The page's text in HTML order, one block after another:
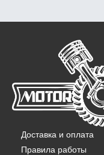
Доставка и оплата
Правила работы